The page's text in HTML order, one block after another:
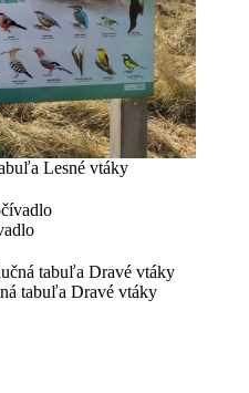
Lesné vtáky
tabuľa Dravé vtáky